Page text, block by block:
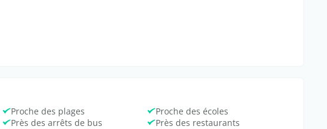
Proche des plages
Proche des écoles
Près des arrêts de bus Près des restaurants